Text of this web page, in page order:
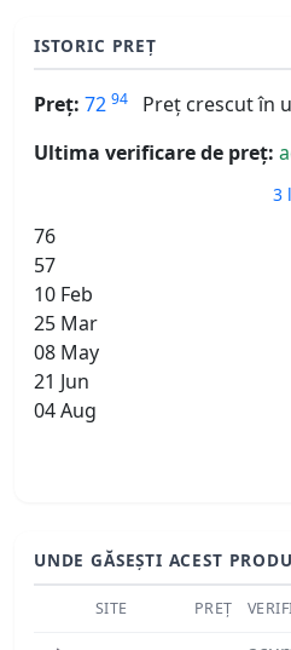
ISTORIC PREȚ
Preț: 72 94
Preț crescut în
Ultima verificare de preț:
3
76
57
10 Feb
25 Mar
08 May
21 Jun
04 Aug
UNDE GĂSEȘTI ACEST
SITE PREȚ